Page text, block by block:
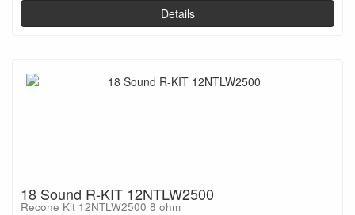
Details
18 Sound R-KIT 12NTLW2500
Recone Kit 12NTLW2500 8 ohm